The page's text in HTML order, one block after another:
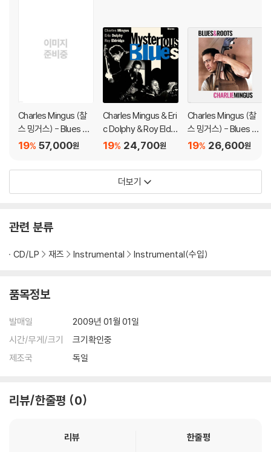
Charles Mingus (찰
스 밍거스) - Blues &
Roots [LP]
57,000원
19%
Charles Mingus & Eri
c Dolphy & Roy Eldri
dge (찰스 밍거스 & 에
지) - Mysterious Blu
24,700원
19%
Charles Mingus (찰
스 밍거스) - Blues &
Roots [옐로우 컬러 L
26,600원
19%
더보기
관련 분류
CD/LP 재즈 Instrumental Instrumental(수입)
품목정보
발매일
2009년 01월 01일
시간/무게/크기
크기확인중
제조국
독일
리뷰/한줄평 0
리뷰
한줄평